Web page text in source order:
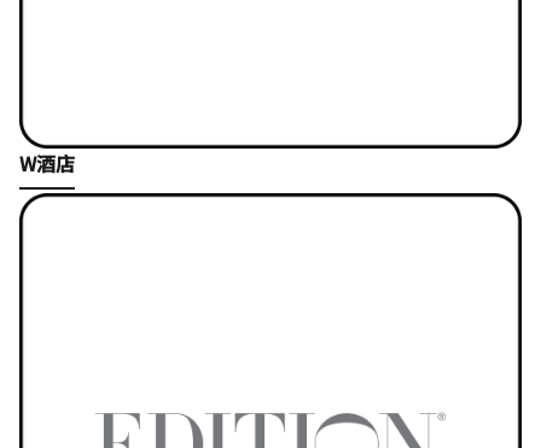
W酒店Open in New Tab